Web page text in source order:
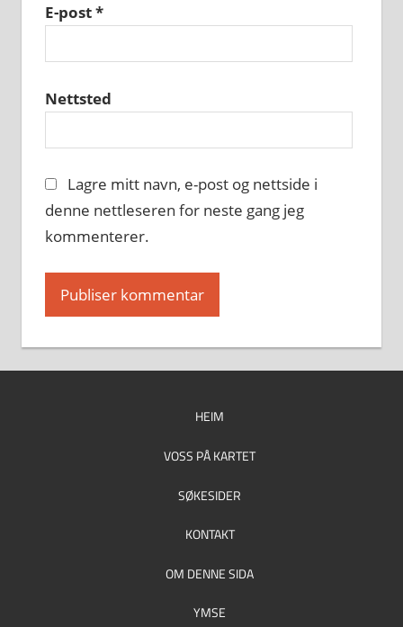
E-post*
Nettsted
Lagre mitt navn, e-post og nettside i
denne nettleseren for neste gang jeg
kommenterer.
HEIM
VOSS PÅ KARTET
SØKESIDER
KONTAKT
OM DENNE SIDA
YMSE